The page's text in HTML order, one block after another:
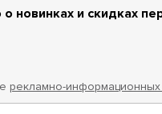
новинках и скидках
рекламно-